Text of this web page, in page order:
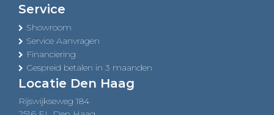
Service
Showroom
Service Aanvragen
Financiering
Gespreid betalen in 3 maanden
Locatie Den Haag
Rijswijkseweg 184